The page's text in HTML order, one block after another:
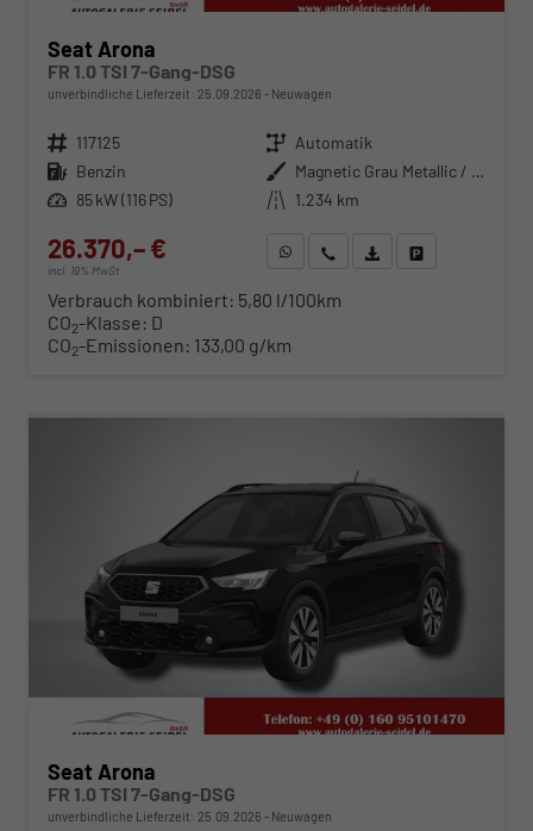
Seat Arona
FR 1.0 TSI 7-Gang-DSG
unverbindliche Lieferzeit: 25.09.2026 Neuwagen
Fahrzeugnr. 117125 Getriebe Automatik
Kraftstoff Benzin Außenfarbe
Magnetic Grau Metallic / Dach in Midnight Schwarz Metallic
Leistung 85 kW (116 PS) Kilometerstand 1.234 km
26.370,– €
incl. 19% MwSt.
WhatsApp anfragen
Wir rufen Sie anFahrzeugexposé (PDF)
Verbrauch kombiniert: 5,80 l/100km
CO2-Klasse: D
CO2-Emissionen: 133,00 g/km
Seat Arona
FR 1.0 TSI 7-Gang-DSG
unverbindliche Lieferzeit: 25.09.2026 Neuwagen